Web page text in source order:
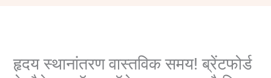
हृदय स्थानांतरण वास्तविक समय! ब्रेंटफोर्ड